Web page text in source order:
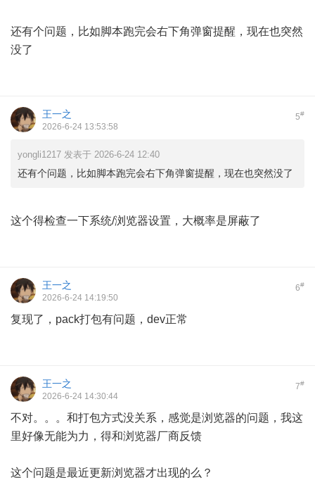
还有个问题，比如脚本跑完会右下角弹窗提醒，现在也突然
没了
5#
王一之
2026-6-24 13:53:58
yongli1217 发表于 2026-6-24 12:40
还有个问题，比如脚本跑完会右下角弹窗提醒，现在也突然没了
这个得检查一下系统/浏览器设置，大概率是屏蔽了
6#
王一之
2026-6-24 14:19:50
复现了，pack打包有问题，dev正常
7#
王一之
2026-6-24 14:30:44
不对。。。和打包方式没关系，感觉是浏览器的问题，我这
里好像无能为力，得和浏览器厂商反馈
这个问题是最近更新浏览器才出现的么？